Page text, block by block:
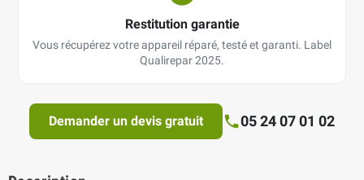
Restitution garantie
Vous récupérez votre appareil réparé, testé et garanti. Label
Qualirepar 2025.
Demander un devis gratuit 05 24 07 01 02